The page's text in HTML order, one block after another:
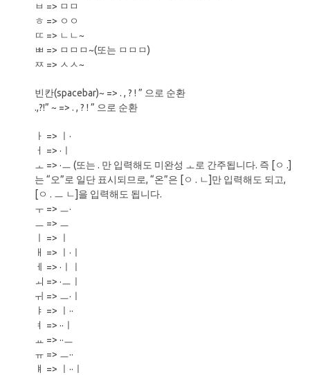
ㅂ => ㅁㅁ
ㅎ => ㅇㅇ
ㄸ => ㄴㄴ~
ㅃ => ㅁㅁㅁ~(또는 ㅁㅁㅁ)
ㅉ => ㅅㅅ~
빈칸(spacebar)~ => . , ? ! ” 으로 순환
.,?!” ~ => . , ? ! ” 으로 순환
ㅏ => ㅣ·
ㅓ => ·ㅣ
ㅗ => ·ㅡ (또는 . 만 입력해도 미완성 ㅗ로 간주됩니다. 즉 [ㅇ .]
는 “오”로 일단 표시되므로, “온”은 [ㅇ . ㄴ]만 입력해도 되고,
[ㅇ . ㅡ ㄴ]을 입력해도 됩니다.
ㅜ => ㅡ·
ㅡ => ㅡ
ㅣ => ㅣ
ㅐ => ㅣ·ㅣ
ㅔ => ·ㅣㅣ
ㅚ => ·ㅡㅣ
ㅟ => ㅡ·ㅣ
ㅑ => ㅣ··
ㅕ => ··ㅣ
ㅛ => ··ㅡ
ㅠ => ㅡ··
ㅒ => ㅣ··ㅣ